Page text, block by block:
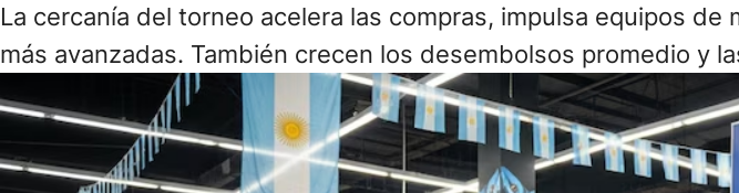
La cercanía del torneo acelera las compras, impulsa equipos
más avanzadas. También crecen los desembolsos promedio y